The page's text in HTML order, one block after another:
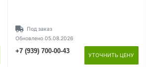
Под заказ
Обновлено 05.08.2026
+7 (939) 700-00-43
УТОЧНИТЬ ЦЕНУ